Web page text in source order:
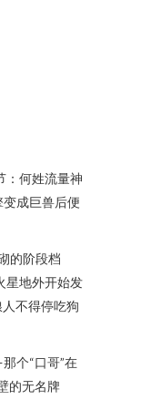
：何姓流量神
成巨兽后便
的阶段档
星地外开始发
不得停吃狗
个“口哥”在
的无名牌